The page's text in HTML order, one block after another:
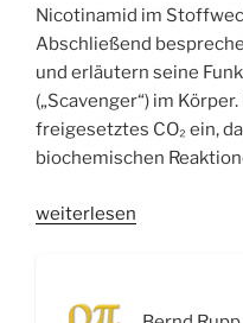
Nicotinamid im
Abschließend
und erläutern seine
(„Scavenger“) im
freigesetztes CO₂ ein,
biochemischen
„WSR093
weiterlesen